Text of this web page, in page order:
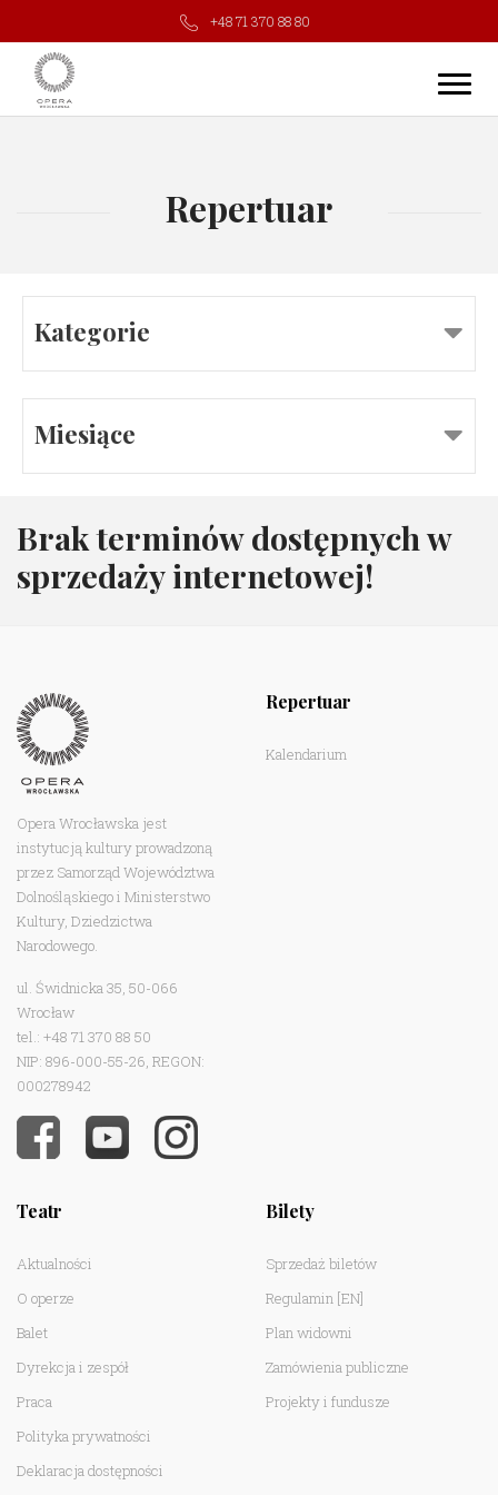
+48 71 370 88 80
Repertuar
Kategorie
Miesiące
Brak terminów dostępnych w
sprzedaży internetowej!
Opera Wrocławska jest
instytucją kultury prowadzoną
przez Samorząd Województwa
Dolnośląskiego i Ministerstwo
Kultury, Dziedzictwa
Narodowego.
ul. Świdnicka 35, 50-066
Wrocław
tel.: +48 71 370 88 50
NIP: 896-000-55-26, REGON:
000278942
Repertuar
Kalendarium
Teatr
Aktualności
O operze
Balet
Dyrekcja i zespół
Praca
Polityka prywatności
Deklaracja dostępności
Bilety
Sprzedaż biletów
Regulamin [EN]
Plan widowni
Zamówienia publiczne
Projekty i fundusze